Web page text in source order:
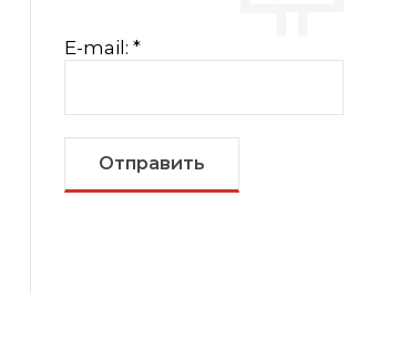
E-mail: *
Отправить